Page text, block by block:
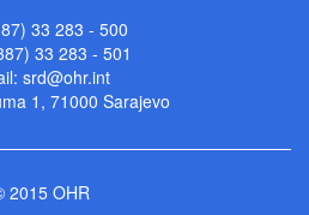
33 283 - 500
33 283 - 501
srd@ohr.int
1, 71000 Sarajevo
2015 OHR